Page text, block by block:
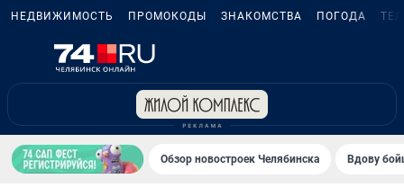
НЕДВИЖИМОСТЬ ПРОМОКОДЫ ЗНАКОМСТВА ПОГОДА
Обзор новостроек Челябинска Вдову